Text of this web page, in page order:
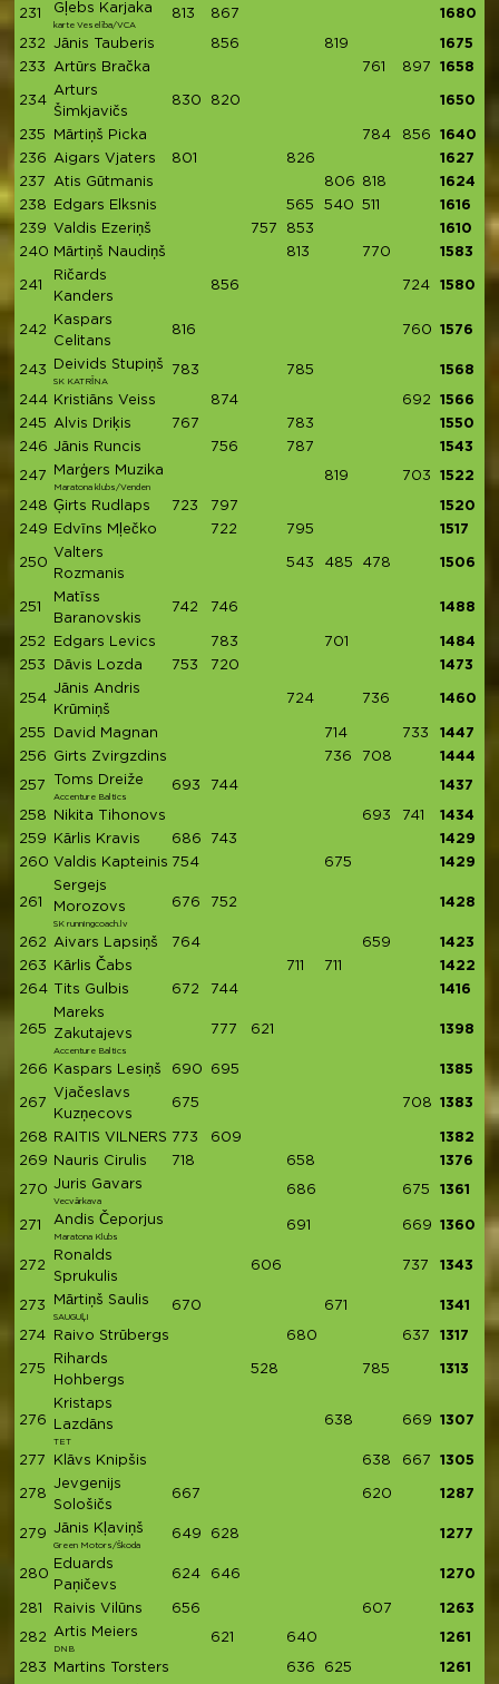
231 Gļebs Karjaka
karte Veselība/VCA
813 867 1680
232 Jānis Tauberis 856 819
1675
233
Artūrs Bračka 761 897 1658
234
Arturs
Šimkjavičs
830 820 1650
235 Mārtiņš Picka 784 856
1640
236
Aigars Vjaters 801 826
1627
237
Atis Gūtmanis 806 818
1624
238
Edgars Elksnis 565 540 511
1616
239
Valdis Ezeriņš 757 853
1610
240
Mārtiņš Naudiņš 813 770 1583
241
Ričards
Kanders
856 724 1580
242
Kaspars
Celitans
816 760 1576
243 Deivids Stupiņš
SK KATRĪNA
783 785 1568
244 Kristiāns Veiss 874 692
1566
245
Alvis Driķis 767 783
1550
246 Jānis Runcis 756 787 1543
247 Marģers Muzika
Maratona klubs/Venden
819 703 1522
248 Ģirts Rudlaps 723 797
1520
249
Edvīns Mļečko 722 795 1517
250
Valters
Rozmanis
543 485 478 1506
251
Matīss
Baranovskis
742 746 1488
252 Edgars Levics 783 701
1484
253
Dāvis Lozda 753 720 1473
254
Jānis Andris
Krūmiņš
724 736 1460
255 David Magnan 714 733
1447
256
Girts Zvirgzdins 736 708 1444
257 Toms Dreiže
Accenture Baltics
693 744 1437
258 Nikita Tihonovs 693 741
1434
259
Kārlis Kravis 686 743
1429
260 Valdis Kapteinis 754 675 1429
261
Sergejs
Morozovs
SK runningcoach.lv
676 752 1428
262 Aivars Lapsiņš 764 659
1423
263
Kārlis Čabs 711 711
1422
264
Tits Gulbis 672 744 1416
265
Mareks
Zakutajevs
Accenture Baltics
777 621 1398
266 Kaspars Lesiņš 690 695 1385
267
Vjačeslavs
Kuzņecovs
675 708 1383
268 RAITIS VILNERS 773 609
1382
269
Nauris Cirulis 718 658 1376
270 Juris Gavars
Vecvārkava
686 675 1361
271 Andis Čeporjus
Maratona Klubs
691 669 1360
272
Ronalds
Sprukulis
606 737 1343
273 Mārtiņš Saulis
SAUGUĻI
670 671 1341
274 Raivo Strūbergs 680 637 1317
275
Rihards
Hohbergs
528 785 1313
276
Kristaps
Lazdāns
TET
638 669 1307
277 Klāvs Knipšis 638 667 1305
278
Jevgenijs
Sološičs
667 620 1287
279 Jānis Kļaviņš
Green Motors/Škoda
649 628 1277
280
Eduards
Paņičevs
624 646 1270
281 Raivis Vilūns 656 607 1263
282 Artis Meiers
DNB
621 640 1261
283 Martins Torsters 636 625 1261